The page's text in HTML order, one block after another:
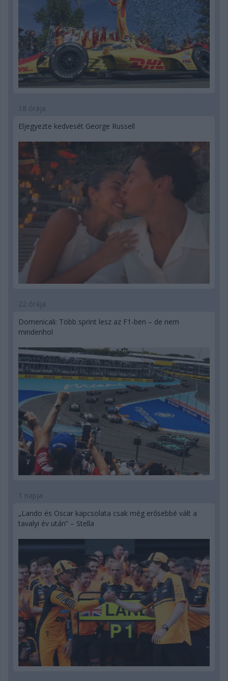
18 órája
Eljegyezte kedvesét George Russell
22 órája
Domenicali: Több sprint lesz az F1-ben – de nem
mindenhol
1 napja
„Lando és Oscar kapcsolata csak még erősebbé vált a
tavalyi év után” – Stella